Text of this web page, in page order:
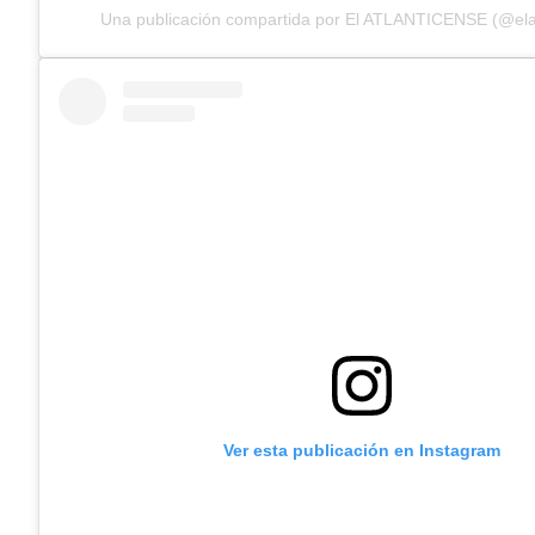
Una publicación compartida por El ATLANTICENSE
Ver esta publicación en Instagram